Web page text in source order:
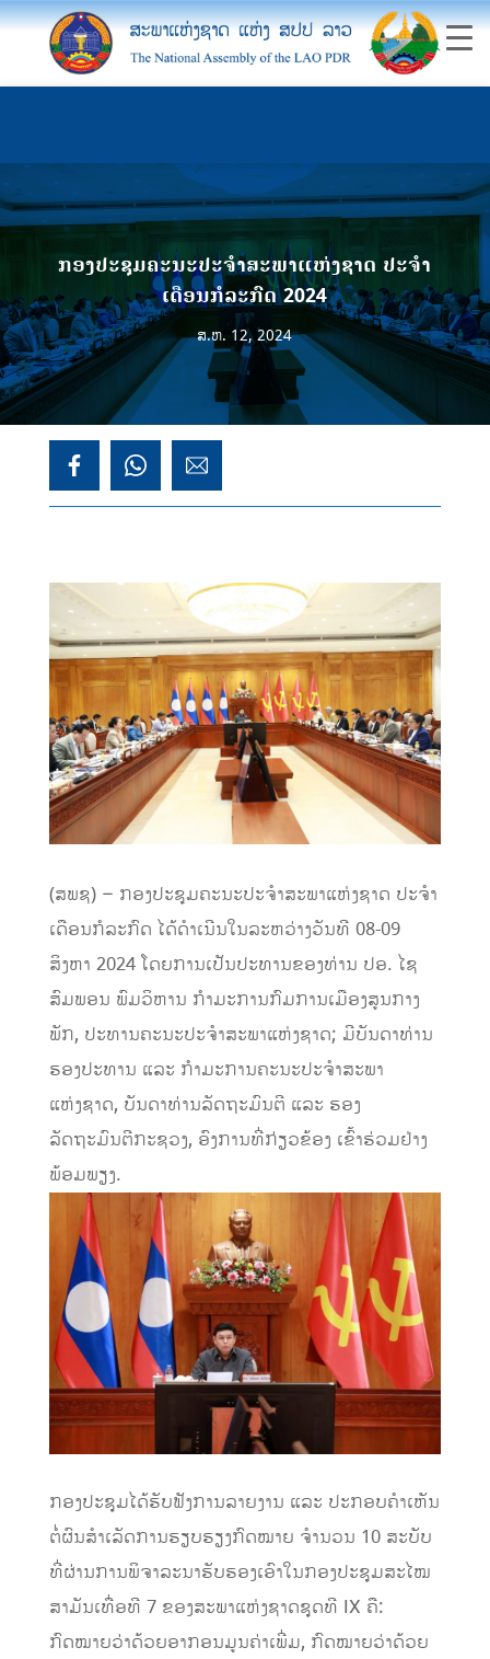
ກອງປະຊຸມຄະນະປະຈຳສະພາແຫ່ງຊາດ ປະຈຳ
ເດືອນກໍລະກົດ 2024
ສ.ຫ. 12, 2024
(ສພຊ) – ກອງປະຊຸມຄະນະປະຈຳສະພາແຫ່ງຊາດ ປະຈຳ
ເດືອນກໍລະກົດ ໄດ້ດໍາເນີນໃນລະຫວ່າງວັນທີ 08-09
ສິງຫາ 2024 ໂດຍການເປັນປະທານຂອງທ່ານ ປອ. ໄຊ
ສົມພອນ ພົມວິຫານ ກໍາມະການກົມການເມືອງສູນກາງ
ພັກ, ປະທານຄະນະປະຈໍາສະພາແຫ່ງຊາດ; ມີບັນດາທ່ານ
ຮອງປະທານ ແລະ ກຳມະການຄະນະປະຈໍາສະພາ
ແຫ່ງຊາດ, ບັນດາທ່ານລັດຖະມົນຕີ ແລະ ຮອງ
ລັດຖະມົນຕີກະຊວງ, ອົງການທີ່ກ່ຽວຂ້ອງ ເຂົ້າຮ່ວມຢ່າງ
ພ້ອມພຽງ.
ກອງປະຊຸມໄດ້ຮັບຟັງການລາຍງານ ແລະ ປະກອບຄຳເຫັນ
ຕໍ່ຜົນສຳເລັດການຮຽບຮຽງກົດໝາຍ ຈຳນວນ 10 ສະບັບ
ທີ່ຜ່ານການພິຈາລະນາຮັບຮອງເອົາໃນກອງປະຊຸມສະໄໝ
ສາມັນເທື່ອທີ 7 ຂອງສະພາແຫ່ງຊາດຊຸດທີ IX ຄື:
ກົດໝາຍວ່າດ້ວຍອາກອນມູນຄ່າເພີ່ມ, ກົດໝາຍວ່າດ້ວຍ